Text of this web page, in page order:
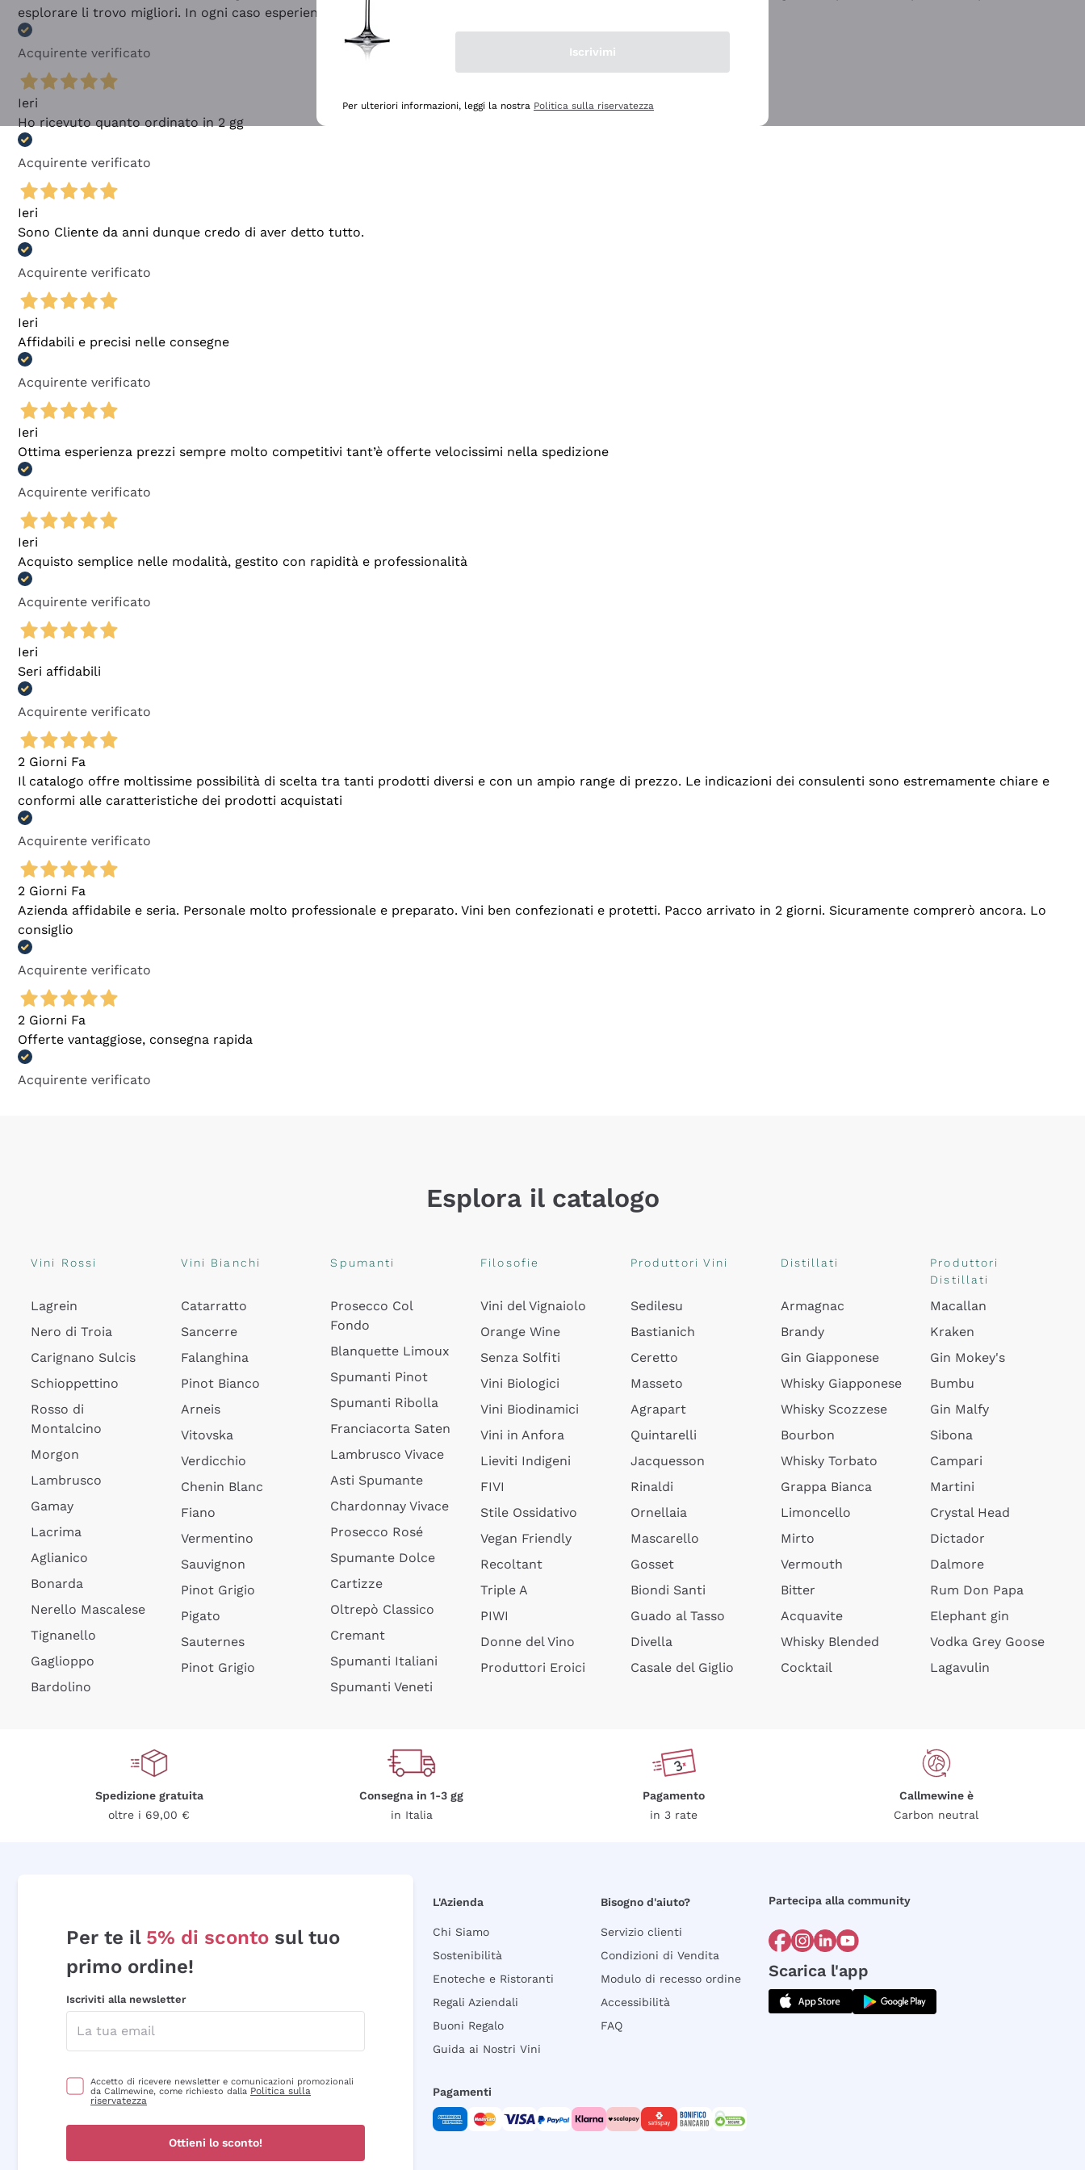
esplorare li trovo migliori. In ogni caso esperienza buona e lo consiglio! 👍
Acquirente verificato
Ieri
Ho ricevuto quanto ordinato in 2 gg
Acquirente verificato
Ieri
Sono Cliente da anni dunque credo di aver detto tutto.
Acquirente verificato
Ieri
Affidabili e precisi nelle consegne
Acquirente verificato
Ieri
Ottima esperienza prezzi sempre molto competitivi tant’è offerte velocissimi nella spedizione
Acquirente verificato
Ieri
Acquisto semplice nelle modalità, gestito con rapidità e professionalità
Acquirente verificato
Ieri
Seri affidabili
Acquirente verificato
2 Giorni Fa
Il catalogo offre moltissime possibilità di scelta tra tanti prodotti diversi e con un ampio range di prezzo. Le indicazioni dei consulenti sono estremamente chiare e
conformi alle caratteristiche dei prodotti acquistati
Acquirente verificato
2 Giorni Fa
Azienda affidabile e seria. Personale molto professionale e preparato. Vini ben confezionati e protetti. Pacco arrivato in 2 giorni. Sicuramente comprerò ancora. Lo
consiglio
Acquirente verificato
2 Giorni Fa
Offerte vantaggiose, consegna rapida
Acquirente verificato
Esplora il catalogo
Vini Rossi
Lagrein
Nero di Troia
Carignano Sulcis
Schioppettino
Rosso di
Montalcino
Morgon
Lambrusco
Gamay
Lacrima
Aglianico
Bonarda
Nerello Mascalese
Tignanello
Gaglioppo
Bardolino
Vini Bianchi
Catarratto
Sancerre
Falanghina
Pinot Bianco
Arneis
Vitovska
Verdicchio
Chenin Blanc
Fiano
Vermentino
Sauvignon
Pinot Grigio
Pigato
Sauternes
Pinot Grigio
Spumanti
Prosecco Col
Fondo
Blanquette Limoux
Spumanti Pinot
Spumanti Ribolla
Franciacorta Saten
Lambrusco Vivace
Asti Spumante
Chardonnay Vivace
Prosecco Rosé
Spumante Dolce
Cartizze
Oltrepò Classico
Cremant
Spumanti Italiani
Spumanti Veneti
Filosofie
Vini del Vignaiolo
Orange Wine
Senza Solfiti
Vini Biologici
Vini Biodinamici
Vini in Anfora
Lieviti Indigeni
FIVI
Stile Ossidativo
Vegan Friendly
Recoltant
Triple A
PIWI
Donne del Vino
Produttori Eroici
Produttori Vini
Sedilesu
Bastianich
Ceretto
Masseto
Agrapart
Quintarelli
Jacquesson
Rinaldi
Ornellaia
Mascarello
Gosset
Biondi Santi
Guado al Tasso
Divella
Casale del Giglio
Distillati
Armagnac
Brandy
Gin Giapponese
Whisky Giapponese
Whisky Scozzese
Bourbon
Whisky Torbato
Grappa Bianca
Limoncello
Mirto
Vermouth
Bitter
Acquavite
Whisky Blended
Cocktail
Produttori
Distillati
Macallan
Kraken
Gin Mokey's
Bumbu
Gin Malfy
Sibona
Campari
Martini
Crystal Head
Dictador
Dalmore
Rum Don Papa
Elephant gin
Vodka Grey Goose
Lagavulin
Spedizione gratuita
oltre i 69,00 €
Consegna in 1-3 gg
in Italia
Pagamento
in 3 rate
Callmewine è
Carbon neutral
Per te il 5% di sconto sul tuo
primo ordine!
Iscriviti alla newsletter
Accetto di ricevere newsletter e comunicazioni promozionali
da Callmewine, come richiesto dalla Politica sulla
riservatezza
Ottieni lo sconto!
L'Azienda
Chi Siamo
Sostenibilità
Enoteche e Ristoranti
Regali Aziendali
Buoni Regalo
Guida ai Nostri Vini
Bisogno d'aiuto?
Servizio clienti
Condizioni di Vendita
Modulo di recesso ordine
Accessibilità
FAQ
Partecipa alla community
Scarica l'app
Pagamenti
Iscrivimi
Per ulteriori informazioni, leggi la nostra Politica sulla riservatezza